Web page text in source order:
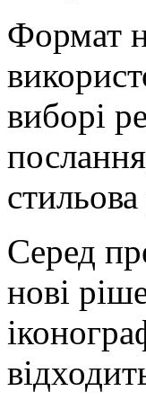
Формат
виборі
стильова
Серед
нові